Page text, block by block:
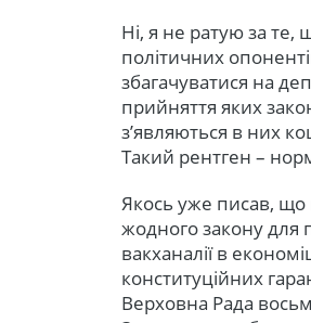
Ні, я не ратую за те,
політичних
збагачуватися на
прийняття яких
з’являються в них
Такий рентген –
Якось уже писав,
жодного закону для
вакханалії в
конституційних
Верховна Рада